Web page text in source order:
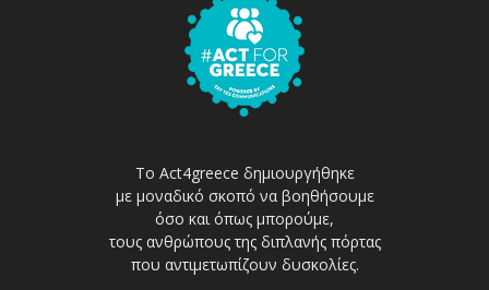
Το Act4greece δημιουργήθηκε
με μοναδικό σκοπό να βοηθήσουμε
όσο και όπως μπορούμε,
τους ανθρώπους της διπλανής πόρτας
που αντιμετωπίζουν δυσκολίες.